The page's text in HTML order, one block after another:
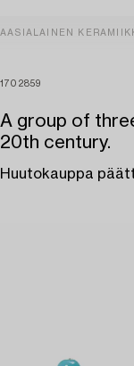
AASIALAINEN
1702859
A group of
20th century.
Huutokauppa